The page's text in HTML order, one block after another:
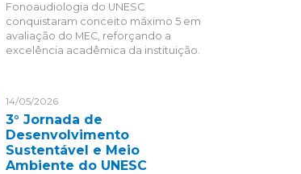
Fonoaudiologia do UNESC
conquistaram conceito máximo 5 em
avaliação do MEC, reforçando a
excelência acadêmica da instituição.
14/05/2026
3° Jornada de
Desenvolvimento
Sustentável e Meio
Ambiente do UNESC